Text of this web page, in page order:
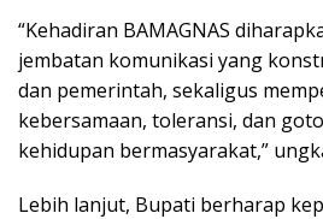
“Kehadiran BAMAGNAS
jembatan komunikasi yang
dan pemerintah, sekaligus
kebersamaan, toleransi, dan
kehidupan bermasyarakat,”
Lebih lanjut, Bupati berharap